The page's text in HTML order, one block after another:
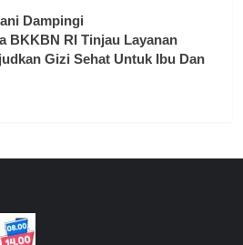
Dampingi
BKKBN RI Tinjau Layanan
Gizi Sehat Untuk Ibu Dan